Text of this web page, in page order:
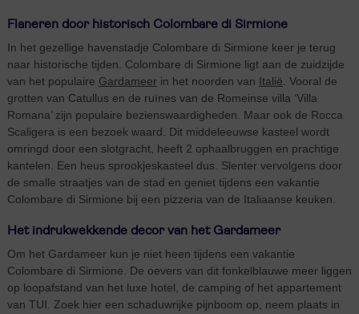
Flaneren door historisch Colombare di Sirmione
In het gezellige havenstadje Colombare di Sirmione keer je terug
naar historische tijden. Colombare di Sirmione ligt aan de zuidzijde
van het populaire Gardameer in het noorden van Italië. Vooral de
grotten van Catullus en de ruïnes van de Romeinse villa ‘Villa
Romana’ zijn populaire bezienswaardigheden. Maar ook de Rocca
Scaligera is een bezoek waard. Dit middeleeuwse kasteel wordt
omringd door een slotgracht, heeft 2 ophaalbruggen en prachtige
kantelen. Een heus sprookjeskasteel dus. Slenter vervolgens door
de smalle straatjes van de stad en geniet tijdens een vakantie
Colombare di Sirmione bij een pizzeria van de Italiaanse keuken.
Het indrukwekkende decor van het Gardameer
Om het Gardameer kun je niet heen tijdens een vakantie
Colombare di Sirmione. De oevers van dit fonkelblauwe meer liggen
op loopafstand van het luxe hotel, de camping of het appartement
van TUI. Zoek hier een schaduwrijke pijnboom op, neem plaats in